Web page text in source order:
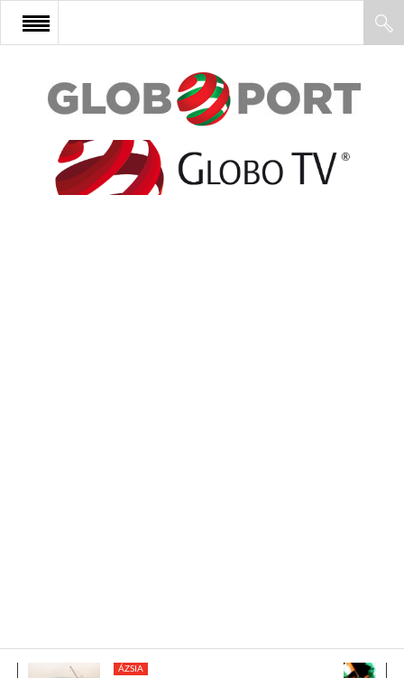
FŐOLDAL
AFRIKA
ÁZSIA